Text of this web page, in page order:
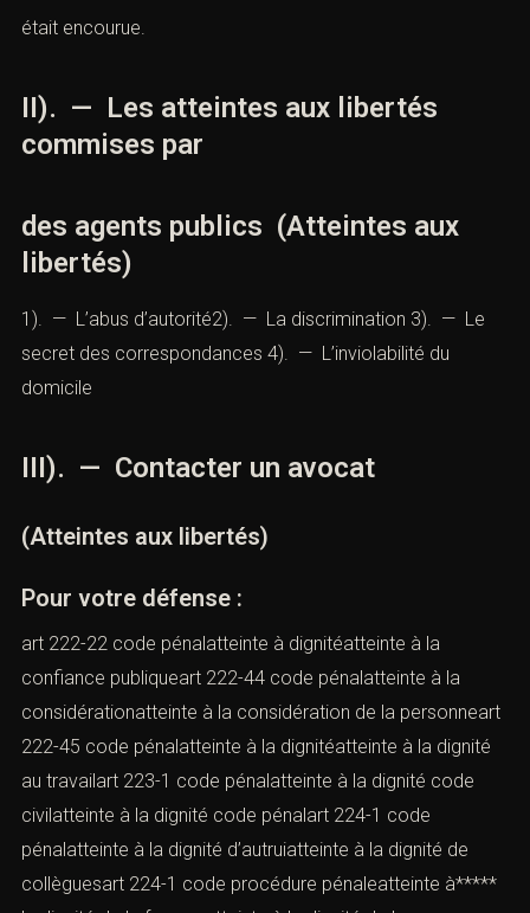
était encourue.
II). — Les atteintes aux libertés
commises par
des agents publics (Atteintes aux
libertés)
1). — L’abus d’autorité2). — La discrimination 3). — Le
secret des correspondances 4). — L’inviolabilité du
domicile
III). — Contacter un avocat
(Atteintes aux libertés)
Pour votre défense :
art 222-22 code pénalatteinte à dignitéatteinte à la
confiance publiqueart 222-44 code pénalatteinte à la
considérationatteinte à la considération de la personneart
222-45 code pénalatteinte à la dignitéatteinte à la dignité
au travailart 223-1 code pénalatteinte à la dignité code
civilatteinte à la dignité code pénalart 224-1 code
pénalatteinte à la dignité d’autruiatteinte à la dignité de
collèguesart 224-1 code procédure pénaleatteinte à*****